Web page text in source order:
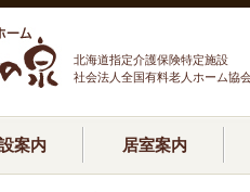
北海道指定介護保険特定施設
社会法人全国有料老人ホーム協
案内 居室案内